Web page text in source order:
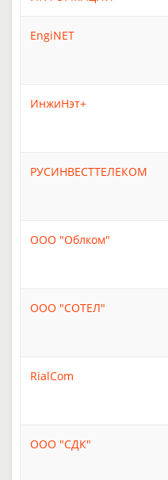
EngiNET
ИнжиНэт+
РУСИНВЕСТТЕЛЕКОМ
ООО "Облком"
ООО "СОТЕЛ"
RialCom
ООО "СДК"